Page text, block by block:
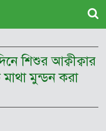
শিশুর আক্বীক্বার
মুন্ডন করা